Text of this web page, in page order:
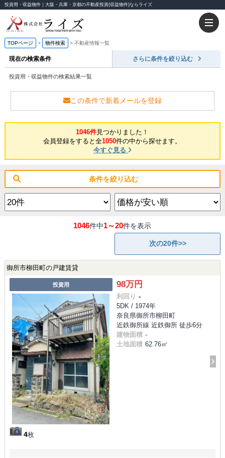
投資用・収益物件｜大阪・兵庫・京都の不動産投資(収益物件)ならライズ
TOPページ 物件検索 不動産情報一覧
現在の検索条件 さらに条件を絞り込む
投資用・収益物件の検索結果一覧
この条件で新着メールを登録
1046件見つかりました！
会員登録をすると全1050件の中から探せます。
今すぐ見る
条件を絞り込む
1046件中1～20件を表示
次の20件>>
御所市柳田町の戸建賃貸
投資用
4枚
98万円
利回り -
5DK / 1974年
奈良県御所市柳田町
近鉄御所線 近鉄御所 徒歩6分
建物面積 -
土地面積 62.76㎡